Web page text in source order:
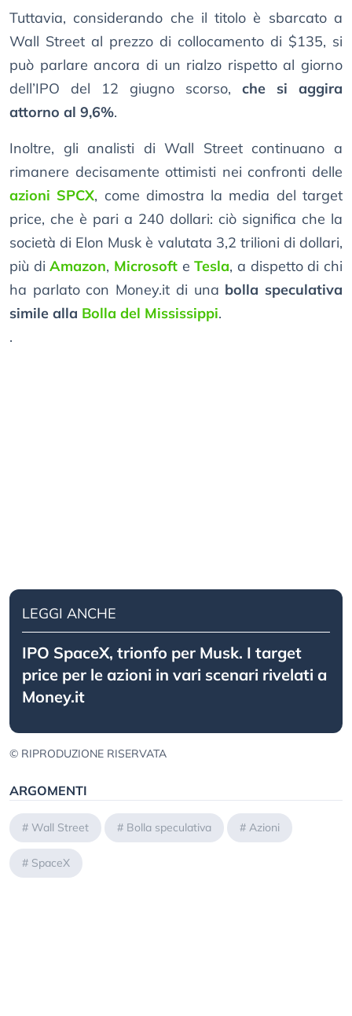
Tuttavia, considerando che il titolo è sbarcato a
Wall Street al prezzo di collocamento di $135, si
può parlare ancora di un rialzo rispetto al giorno
dell’IPO del 12 giugno scorso, che si aggira
attorno al 9,6%.
Inoltre, gli analisti di Wall Street continuano a
rimanere decisamente ottimisti nei confronti delle
azioni SPCX, come dimostra la media del target
price, che è pari a 240 dollari: ciò significa che la
società di Elon Musk è valutata 3,2 trilioni di dollari,
più diAmazon, Microsoft eTesla, a dispetto di chi
ha parlato con Money.it di una bolla speculativa
simile alla Bolla del Mississippi.
.
LEGGI ANCHE
IPO SpaceX, trionfo per Musk. I target
price per le azioni in vari scenari rivelati a
Money.it
© RIPRODUZIONE RISERVATA
ARGOMENTI
# Wall Street # Bolla speculativa # Azioni
# SpaceX